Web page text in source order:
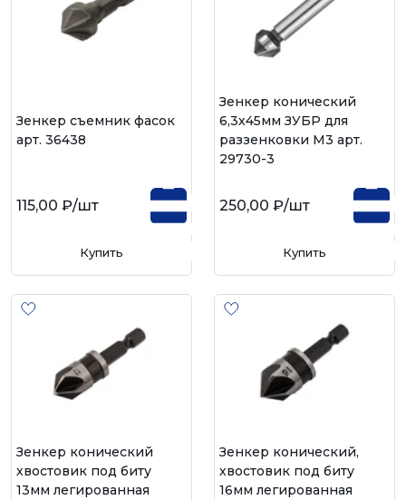
Зенкер съемник фасок
арт. 36438
115,00 ₽/шт
Купить
Зенкер конический
6,3х45мм ЗУБР для
раззенковки М3 арт.
29730-3
250,00 ₽/шт
Купить
Зенкер конический
хвостовик под биту
13мм легированная
Зенкер конический,
хвостовик под биту
16мм легированная